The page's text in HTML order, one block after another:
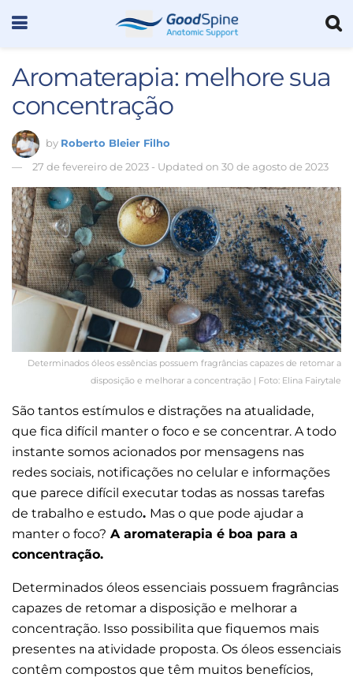
Aromaterapia: melhore sua
concentração
by Roberto Bleier Filho
27 de fevereiro de 2023 - Updated on 30 de agosto de 2023
Determinados óleos essências possuem fragrâncias capazes de retomar a
disposição e melhorar a concentração | Foto: Elina Fairytale
São tantos estímulos e distrações na atualidade,
que fica difícil manter o foco e se concentrar. A todo
instante somos acionados por mensagens nas
redes sociais, notificações no celular e informações
que parece difícil executar todas as nossas tarefas
de trabalho e estudo. Mas o que pode ajudar a
manter o foco? A aromaterapia é boa para a
concentração.
Determinados óleos essenciais possuem fragrâncias
capazes de retomar a disposição e melhorar a
concentração. Isso possibilita que fiquemos mais
presentes na atividade proposta. Os óleos essenciais
contêm compostos que têm muitos benefícios,